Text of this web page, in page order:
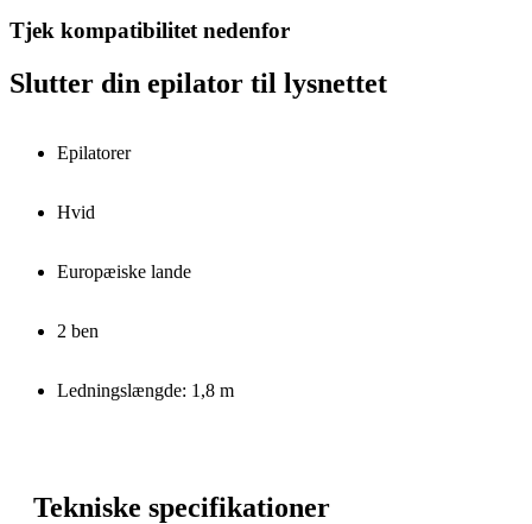
Tjek kompatibilitet nedenfor
Slutter din epilator til lysnettet
Epilatorer
Hvid
Europæiske lande
2 ben
Ledningslængde: 1,8 m
Tekniske specifikationer